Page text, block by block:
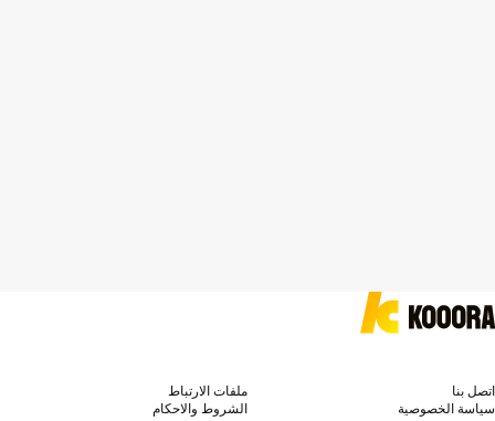
اتصل بنا
ملفات الارتباط
سياسة الخصوصية
الشروط والاحكام